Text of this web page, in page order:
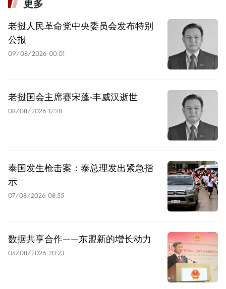
更多
老挝人民革命党中央委员会发布特别
公报
09/08/2026 00:01
老挝国会主席赛宋蓬·丰威汉逝世
08/08/2026 17:28
泰国发生枪击案：泰总理发出紧急指
示
07/08/2026 08:55
数据共享合作——东盟新的增长动力
04/08/2026 20:23